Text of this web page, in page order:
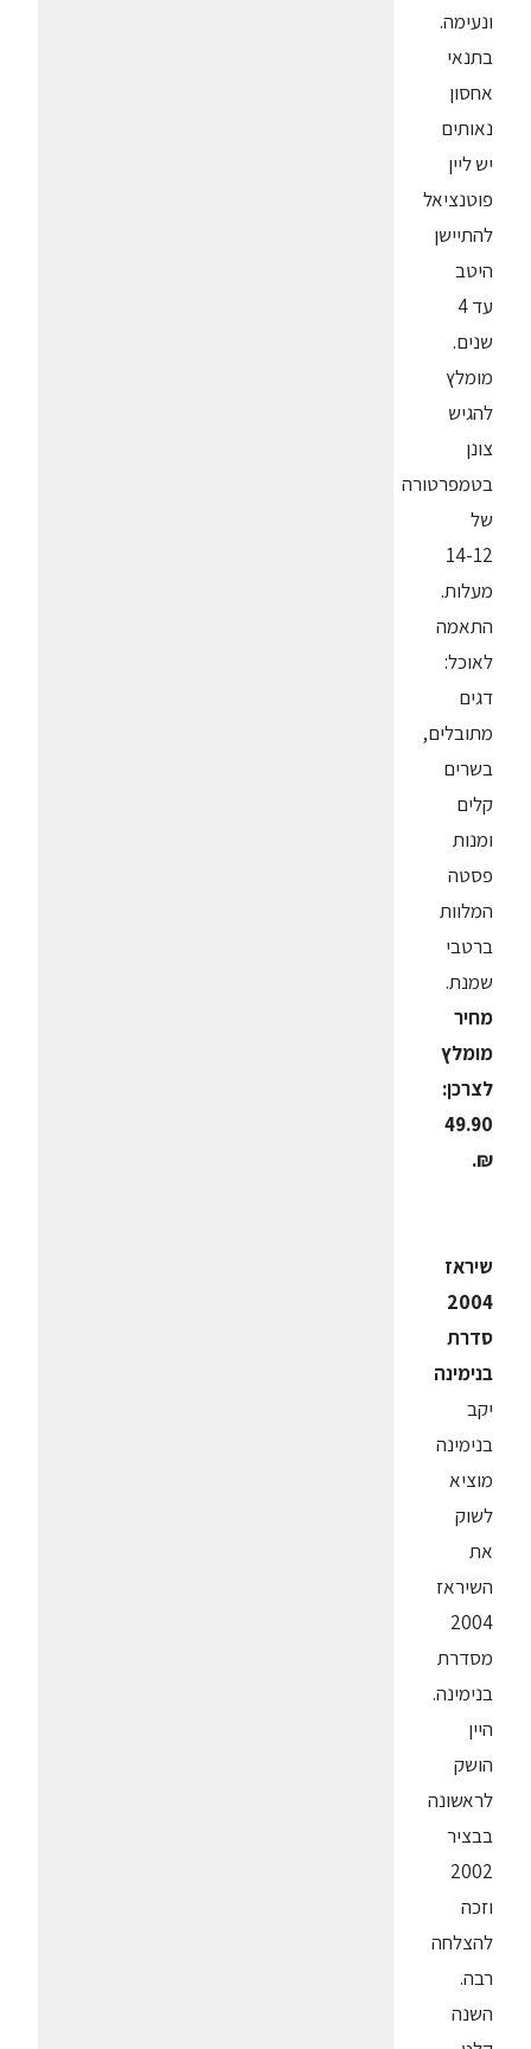
ונעימה.
בתנאי
אחסון
נאותים
יש ליין
פוטנציאל
להתיישן
היטב
עד 4
שנים.
מומלץ
להגיש
צונן
בטמפרטורה
של
14-12
מעלות.
התאמה
לאוכל:
דגים
מתובלים,
בשרים
קלים
ומנות
פסטה
המלוות
ברטבי
שמנת.
מחיר
מומלץ
לצרכן:
49.90
₪.
שיראז
2004
סדרת
בנימינה
יקב
בנימינה
מוציא
לשוק
את
השיראז
2004
מסדרת
בנימינה.
היין
הושק
לראשונה
בבציר
2002
וזכה
להצלחה
רבה.
השנה